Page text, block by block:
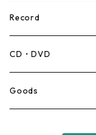
Record
Mento,Calypso,Ballad
Ska
CD・DVD
Goods